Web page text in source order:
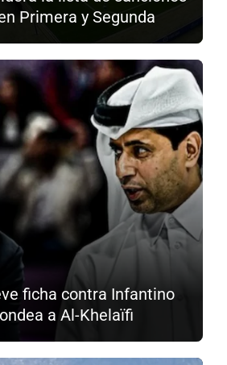
Primera y Segunda
ficha contra Infantino
a Al-Khelaïfi